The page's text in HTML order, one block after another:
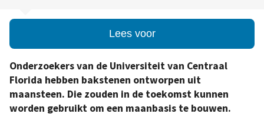
Lees voor
Onderzoekers van de Universiteit van Centraal
Florida hebben bakstenen ontworpen uit
maansteen. Die zouden in de toekomst kunnen
worden gebruikt om een maanbasis te bouwen.